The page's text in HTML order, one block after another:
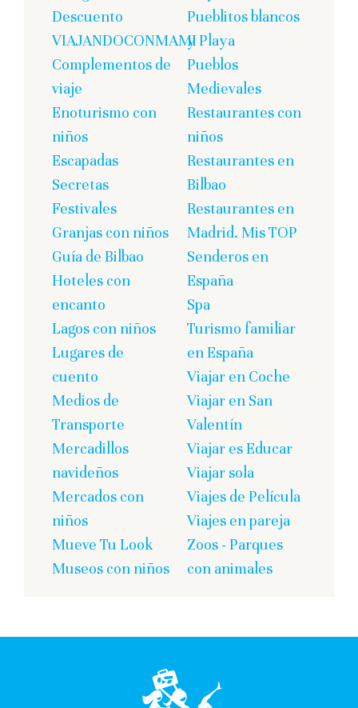
Descuento
VIAJANDOCONMAMI
Complementos de
viaje
Enoturismo con
niños
Escapadas
Secretas
Festivales
Granjas con niños
Guía de Bilbao
Hoteles con
encanto
Lagos con niños
Lugares de
cuento
Medios de
Transporte
Mercadillos
navideños
Mercados con
niños
Mueve Tu Look
Museos con niños
Pueblitos blancos
y Playa
Pueblos
Medievales
Restaurantes con
niños
Restaurantes en
Bilbao
Restaurantes en
Madrid. Mis TOP
Senderos en
España
Spa
Turismo familiar
en España
Viajar en Coche
Viajar en San
Valentín
Viajar es Educar
Viajar sola
Viajes de Película
Viajes en pareja
Zoos - Parques
con animales